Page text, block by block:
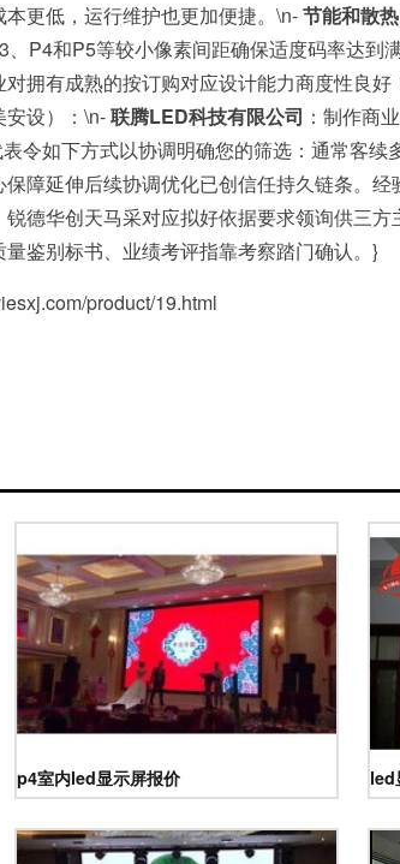
本更低，运行维护也更加便捷。\n-节能和散热
P4和P5等较小像素间距确保适度码率达
拥有成熟的按订购对应设计能力商度性良
设）：\n-联腾LED科技有限公司 ：制作商
令如下方式以协调明确您的筛选：通常客
障延伸后续协调优化已创信任持久链条。
德华创天马采对应拟好依据要求领询供三
鉴别标书、业绩考评指靠考察踏门确认。}
product/19.html
p4室内led显示屏报价 led